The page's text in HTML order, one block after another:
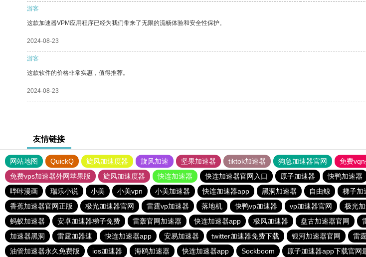
游客
这款加速器VPM应用程序已经为我们带来了无限的流畅体验和安全性保护。
2024-08-23
游客
这款软件的价格非常实惠，值得推荐。
2024-08-23
友情链接
网站地图 QuickQ 旋风加速度器 旋风加速 坚果加速器 tiktok加速器 狗急加速器官网 免费
免费vps加速器外网苹果版
旋风加速度器 快连加速器 快连加速器官网入口 原子加速器 快鸭加速器
哔咔漫画
瑞乐小说 小美 小美vpn 小美加速器 快连加速器app 黑洞加速器 自由鲸 梯子加
香蕉加速器官网正版
极光加速器官网 雷霆vp加速器 落地机 快鸭vp加速器 vp加速器官网 极光
蚂蚁加速器
安卓加速器梯子免费 雷轰官网加速器 快连加速器app 极风加速器 盘古加速器官网
加速器黑洞
雷霆加器速 快连加速器app 安易加速器 twitter加速器免费下载 银河加速器官网 雷
油管加速器永久免费版
ios加速器 海鸥加速器 快连加速器app Sockboom 原子加速器app下载官网